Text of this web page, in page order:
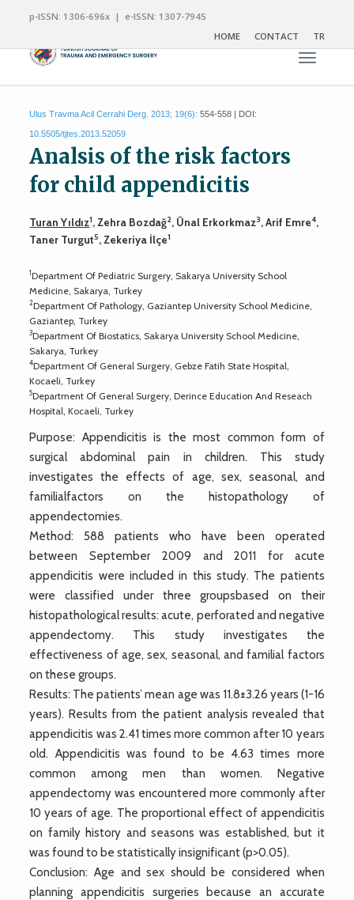
p-ISSN: 1306-696x | e-ISSN: 1307-7945
HOME
CONTACT TR
Toggle
Ulus Travma Acil Cerrahi Derg. 2013; 19(6): 554-558 | DOI:
10.5505/tjtes.2013.52059
Analsis of the risk factors
for child appendicitis
Turan Yıldız1, Zehra Bozdağ2, Ünal Erkorkmaz3, Arif Emre4,
Taner Turgut5, Zekeriya İlçe1
1Department Of Pediatric Surgery, Sakarya University School
Medicine, Sakarya, Turkey
2Department Of Pathology, Gaziantep University School Medicine,
Gaziantep, Turkey
3Department Of Biostatics, Sakarya University School Medicine,
Sakarya, Turkey
4Department Of General Surgery, Gebze Fatih State Hospital,
Kocaeli, Turkey
5Department Of General Surgery, Derince Education And Reseach
Hospital, Kocaeli, Turkey
Purpose: Appendicitis is the most common form of
surgical abdominal pain in children. This study
investigates the effects of age, sex, seasonal, and
familialfactors on the histopathology of
appendectomies.
Method: 588 patients who have been operated
between September 2009 and 2011 for acute
appendicitis were included in this study. The patients
were classified under three groupsbased on their
histopathological results: acute, perforated and negative
appendectomy. This study investigates the
effectiveness of age, sex, seasonal, and familial factors
on these groups.
Results: The patients’ mean age was 11.8±3.26 years (1-16
years). Results from the patient analysis revealed that
appendicitis was 2.41 times more common after 10 years
old. Appendicitis was found to be 4.63 times more
common among men than women. Negative
appendectomy was encountered more commonly after
10 years of age. The proportional effect of appendicitis
on family history and seasons was established, but it
was found to be statistically insignificant (p>0.05).
Conclusion: Age and sex should be considered when
planning appendicitis surgeries because an accurate